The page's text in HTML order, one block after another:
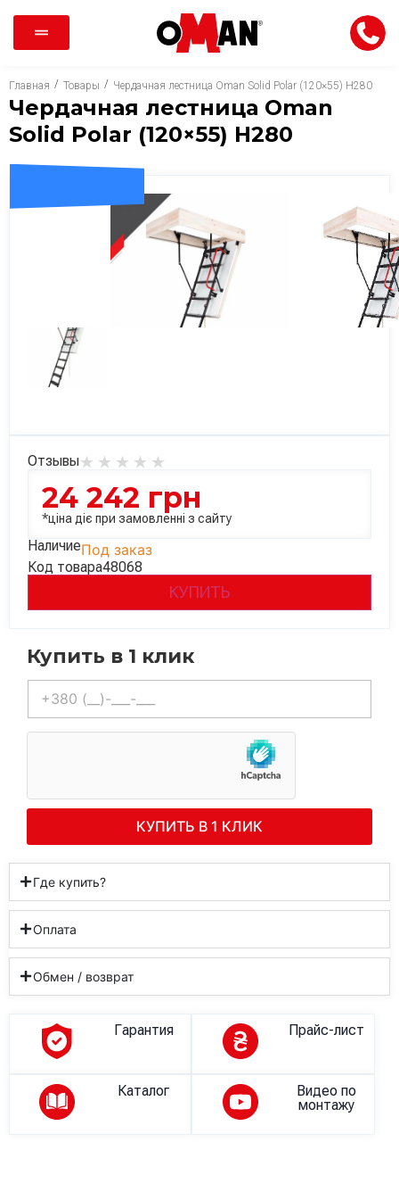
Главная / Товары / Чердачная лестница Oman Solid Polar (120×55) H280
Чердачная лестница Oman
Solid Polar (120×55) H280
Отзывы
24 242 грн
*ціна діє при замовленні з сайту
НаличиеПод заказ
Код товара48068
КУПИТЬ
Купить в 1 клик
Телефон*
КУПИТЬ В 1 КЛИК
Где купить?
Оплата
Обмен / возврат
Гарантия Прайс-лист
Каталог
Видео по
монтажу